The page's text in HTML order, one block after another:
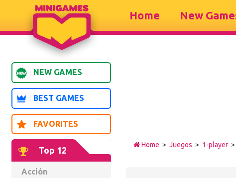
Home New
NEW GAMES
BEST GAMES
FAVORITES
Top 12
Acción
Home > Juegos > 1-player>